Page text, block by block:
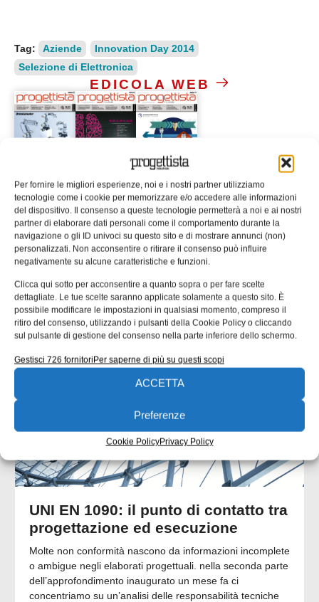
Per fornire le migliori esperienze, noi e i nostri partner utilizziamo
tecnologie come i cookie per memorizzare e/o accedere alle informazioni
del dispositivo. Il consenso a queste tecnologie permetterà a noi e ai nostri
partner di elaborare dati personali come il comportamento durante la
navigazione o gli ID univoci su questo sito e di mostrare annunci (non)
personalizzati. Non acconsentire o ritirare il consenso può influire
negativamente su alcune caratteristiche e funzioni.
Clicca qui sotto per acconsentire a quanto sopra o per fare scelte
dettagliate. Le tue scelte saranno applicate solamente a questo sito. È
possibile modificare le impostazioni in qualsiasi momento, compreso il
ritiro del consenso, utilizzando i pulsanti della Cookie Policy o cliccando
sul pulsante di gestione del consenso nella parte inferiore dello schermo.
Gestisci 726 fornitoriPer saperne di più su questi scopi
ACCETTA
Preferenze
Cookie PolicyPrivacy Policy
Tag: Aziende
Innovation Day 2014
Selezione di Elettronica
EDICOLA WEB
ISCRIVITI ALLA NEWSLETTER
ARTICOLI CORRELATI
QUADERNI DI PROGETTAZIONE
UNI EN 1090: il punto di contatto tra
progettazione ed esecuzione
Molte non conformità nascono da informazioni incomplete
o ambigue negli elaborati progettuali. nella seconda parte
dell’approfondimento inaugurato un mese fa ci
concentriamo su un’analisi delle responsabilità tecniche